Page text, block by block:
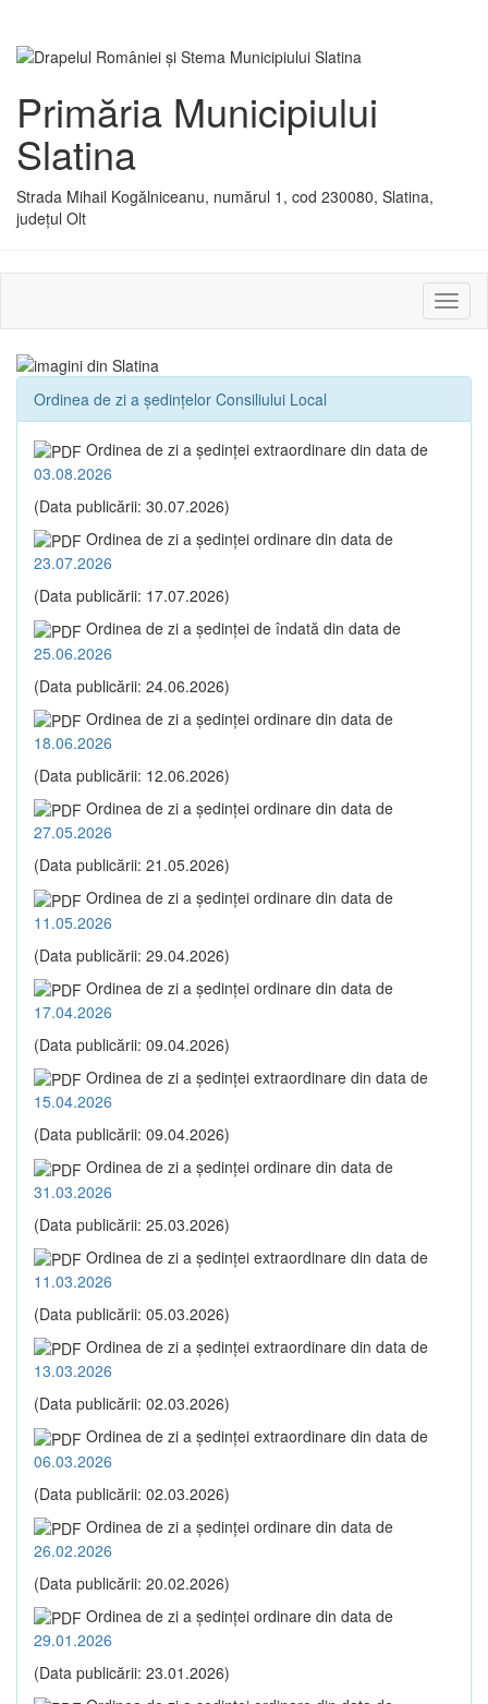
Primăria Municipiului
Slatina
Strada Mihail Kogălniceanu, numărul 1, cod 230080, Slatina,
județul Olt
sau
Ordinea de zi a ședințelor Consiliului Local
Ordinea de zi a şedinţei extraordinare din data de
03.08.2026
(Data publicării: 30.07.2026)
Ordinea de zi a şedinţei ordinare din data de
23.07.2026
(Data publicării: 17.07.2026)
Ordinea de zi a şedinţei de îndată din data de
25.06.2026
(Data publicării: 24.06.2026)
Ordinea de zi a şedinţei ordinare din data de
18.06.2026
(Data publicării: 12.06.2026)
Ordinea de zi a şedinţei ordinare din data de
27.05.2026
(Data publicării: 21.05.2026)
Ordinea de zi a şedinţei ordinare din data de
11.05.2026
(Data publicării: 29.04.2026)
Ordinea de zi a şedinţei ordinare din data de
17.04.2026
(Data publicării: 09.04.2026)
Ordinea de zi a şedinţei extraordinare din data de
15.04.2026
(Data publicării: 09.04.2026)
Ordinea de zi a şedinţei ordinare din data de
31.03.2026
(Data publicării: 25.03.2026)
Ordinea de zi a şedinţei extraordinare din data de
11.03.2026
(Data publicării: 05.03.2026)
Ordinea de zi a şedinţei extraordinare din data de
13.03.2026
(Data publicării: 02.03.2026)
Ordinea de zi a şedinţei extraordinare din data de
06.03.2026
(Data publicării: 02.03.2026)
Ordinea de zi a şedinţei ordinare din data de
26.02.2026
(Data publicării: 20.02.2026)
Ordinea de zi a şedinţei ordinare din data de
29.01.2026
(Data publicării: 23.01.2026)